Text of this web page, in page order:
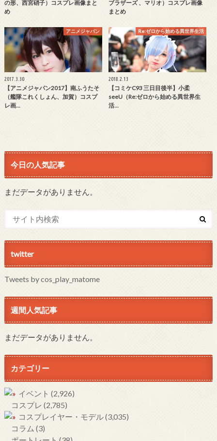
の形、西宮硝子）コスプレ画像まと
め
ブラザーズ 、マリオ）コスプレ画像
まとめ
アニメジャパン
2017.3.30
【アニメジャパン2017】南ふうたそ
（艦隊これくしょん、加賀）コスプ
レ画…
Re:ゼロから始める異世界生活
2018.2.13
【コミケC93 三日目後半】小柔
seeU（Re:ゼロから始める異世界生
活…
今日の人気記事
まだデータがありません。
twitter
Tweets by cos_play_matome
週間人気記事
まだデータがありません。
カテゴリー
イベント (2,926)
コスプレ (2,785)
コスプレイヤー・モデル(3,035)
コラム (3)